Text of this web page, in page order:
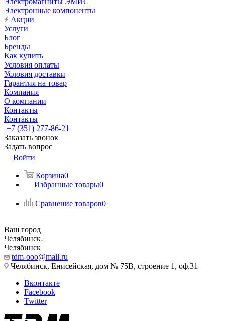
Электронные компоненты
Акции
Услуги
Блог
Бренды
Как купить
Условия оплаты
Условия доставки
Гарантия на товар
Компания
О компании
Контакты
Контакты
+7 (351) 277-86-21
Заказать звонок
Задать вопрос
Войти
Корзина0
Избранные товары0
Сравнение товаров0
Ваш город
Челябинск
Челябинск
tdm-ooo@mail.ru
Челябинск, Енисейская, дом № 75В, строение 1, оф.31
Вконтакте
Facebook
Twitter